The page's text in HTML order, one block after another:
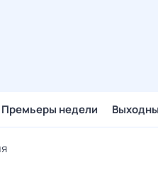
Премьеры недели